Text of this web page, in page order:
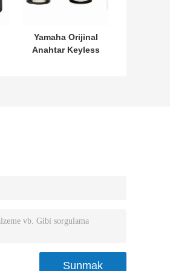
Yamaha Orijinal
Anahtar Keyless